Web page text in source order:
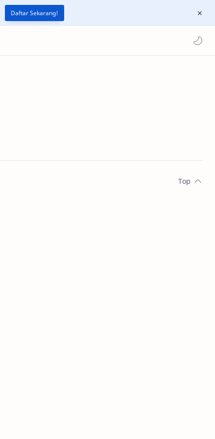
Daftar Sekarang!